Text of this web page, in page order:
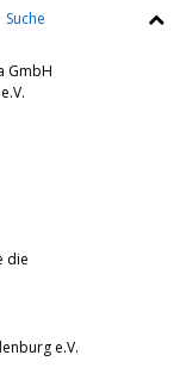
Suche
GmbH
e.V.
die
e.V.